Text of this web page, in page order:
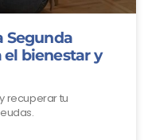
Segunda
bienestar y
recuperar tu